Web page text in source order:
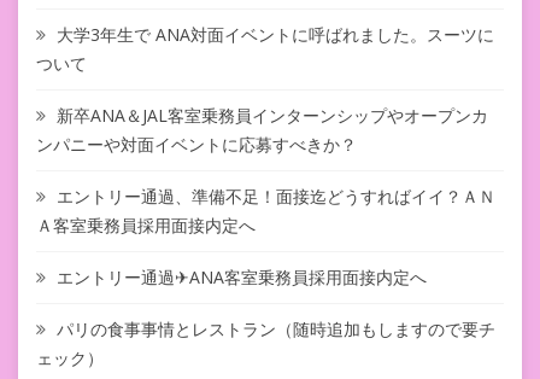
大学3年生で ANA対面イベントに呼ばれました。スーツに
ついて
新卒ANA＆JAL客室乗務員インターンシップやオープンカ
ンパニーや対面イベントに応募すべきか？
エントリー通過、準備不足！面接迄どうすればイイ？ＡＮ
Ａ客室乗務員採用面接内定へ
エントリー通過✈ANA客室乗務員採用面接内定へ
パリの食事事情とレストラン（随時追加もしますので要チ
ェック）